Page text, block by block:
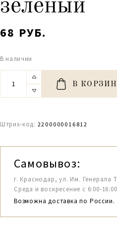
зеленый
68 РУБ.
В наличии
В
Штрих-код: 2200000016812
Самовывоз:
г. Краснодар, ул. Им. Генерала
Среда и воскресение с 6:00-
Возможна доставка по России.